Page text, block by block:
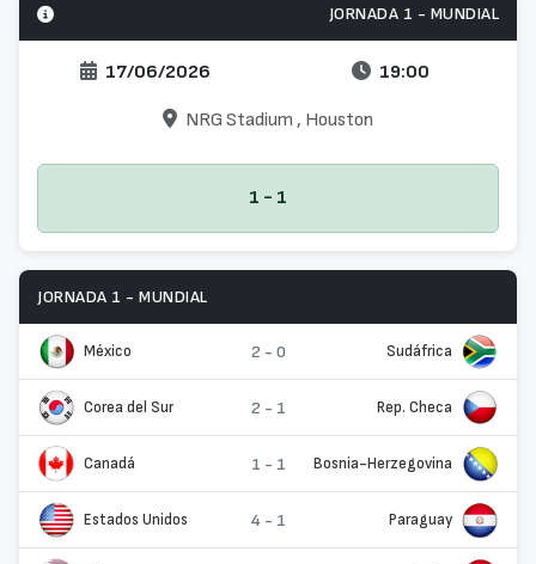
JORNADA 1 - MUNDIAL
17/06/2026 19:00
NRG Stadium , Houston
1 - 1
JORNADA 1 - MUNDIAL
México 2 - 0 Sudáfrica
Corea del Sur 2 - 1 Rep. Checa
Canadá 1 - 1 Bosnia-Herzegovina
Estados Unidos 4 - 1 Paraguay